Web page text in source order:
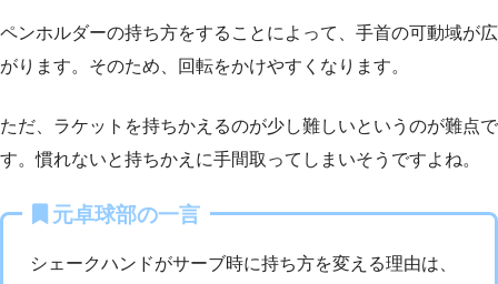
ペンホルダーの持ち方をすることによって、手首の可動域が広
がります。そのため、回転をかけやすくなります。
ただ、ラケットを持ちかえるのが少し難しいというのが難点で
す。慣れないと持ちかえに手間取ってしまいそうですよね。
元卓球部の一言
シェークハンドがサーブ時に持ち方を変える理由は、